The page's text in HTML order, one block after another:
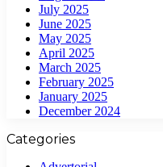
July 2025
June 2025
May 2025
April 2025
March 2025
February 2025
January 2025
December 2024
Categories